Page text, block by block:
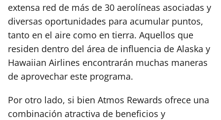
extensa red de más de 30 aerolíneas asociadas y
diversas oportunidades para acumular puntos,
tanto en el aire como en tierra. Aquellos que
residen dentro del área de influencia de Alaska y
Hawaiian Airlines encontrarán muchas maneras
de aprovechar este programa.
Por otro lado, si bien Atmos Rewards ofrece una
combinación atractiva de beneficios y